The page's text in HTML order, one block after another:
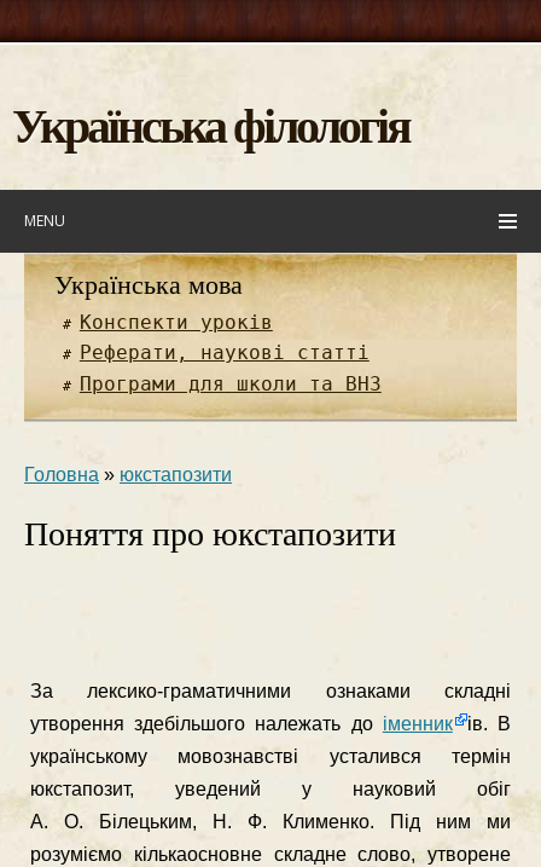
Українська філологія
MENU
Українська мова
Конспекти уроків
Реферати, наукові статті
Програми для школи та ВНЗ
Головна » юкстапозити
Поняття про юкстапозити
За лексико-граматичними ознаками складні
утворення здебільшого належать до іменник
ів. В
українському мовознавстві усталився термін
юкстапозит, уведений у науковий обіг
А. О. Білецьким, Н. Ф. Клименко. Під ним ми
розуміємо кількаосновне складне слово, утворене